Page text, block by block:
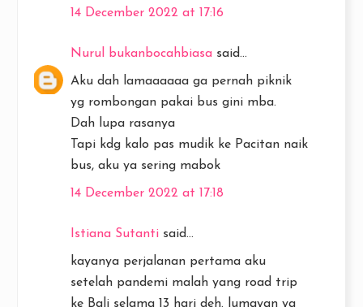
14 December 2022 at 17:16
Nurul bukanbocahbiasa said...
Aku dah lamaaaaaa ga pernah piknik
yg rombongan pakai bus gini mba.
Dah lupa rasanya
Tapi kdg kalo pas mudik ke Pacitan naik
bus, aku ya sering mabok
14 December 2022 at 17:18
Istiana Sutanti said...
kayanya perjalanan pertama aku
setelah pandemi malah yang road trip
ke Bali selama 13 hari deh. lumayan ya